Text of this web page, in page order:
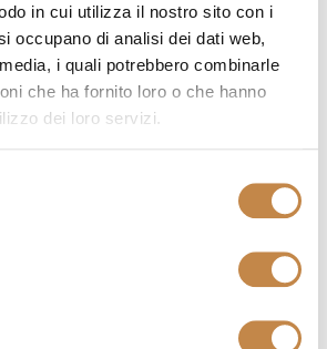
in cui utilizza il nostro sito con i
occupano di analisi dei dati web,
i quali potrebbero combinarle
che ha fornito loro o che hanno
dei loro servizi.
fiscale: